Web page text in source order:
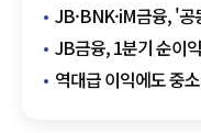
JB·BNK·iM금융, '
JB금융, 1분기 순이
역대급 이익에도 중